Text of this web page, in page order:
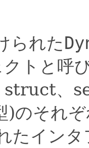
られた
トと呼
、
のそれ
たイン